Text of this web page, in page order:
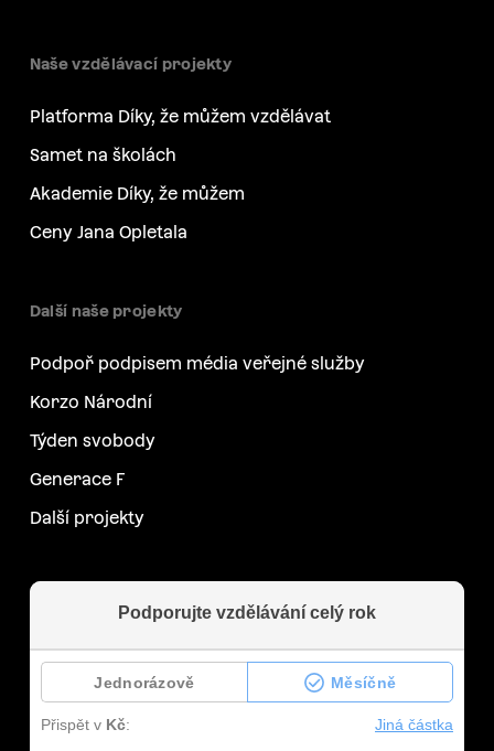
Naše vzdělávací projekty
Platforma Díky, že můžem vzdělávat
Samet na školách
Akademie Díky, že můžem
Ceny Jana Opletala
Další naše projekty
Podpoř podpisem média veřejné služby
Korzo Národní
Týden svobody
Generace F
Další projekty